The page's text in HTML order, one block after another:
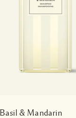
& Mandarin